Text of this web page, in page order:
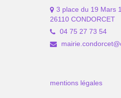
3 place du 19 Mars
26110 CONDORCET
04 75 27 73 54
mentions légales